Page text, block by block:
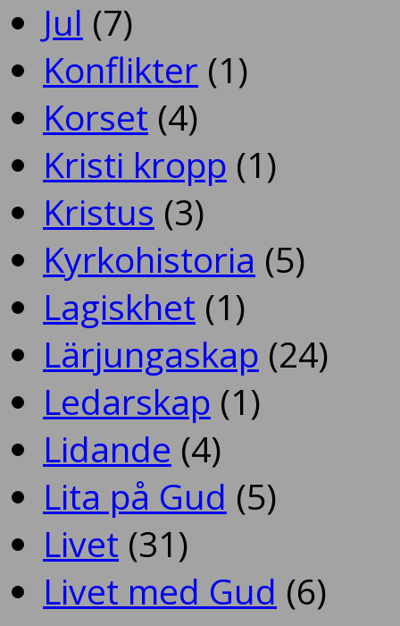
Jul (7)
Konflikter (1)
Korset (4)
Kristi kropp (1)
Kristus (3)
Kyrkohistoria (5)
Lagiskhet (1)
Lärjungaskap (24)
Ledarskap (1)
Lidande (4)
Lita på Gud (5)
Livet (31)
Livet med Gud (6)